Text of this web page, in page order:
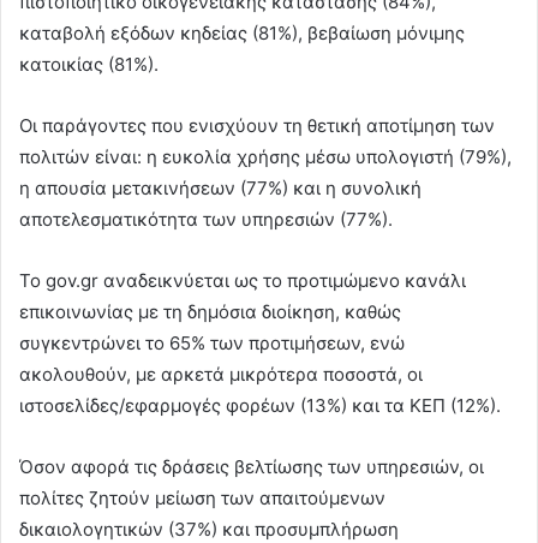
καταβολή εξόδων κηδείας (81%), βεβαίωση μόνιμης
κατοικίας (81%).
Οι παράγοντες που ενισχύουν τη θετική αποτίμηση των
πολιτών είναι: η ευκολία χρήσης μέσω υπολογιστή (79%),
η απουσία μετακινήσεων (77%) και η συνολική
αποτελεσματικότητα των υπηρεσιών (77%).
Το gov.gr αναδεικνύεται ως το προτιμώμενο κανάλι
επικοινωνίας με τη δημόσια διοίκηση, καθώς
συγκεντρώνει το 65% των προτιμήσεων, ενώ
ακολουθούν, με αρκετά μικρότερα ποσοστά, οι
ιστοσελίδες/εφαρμογές φορέων (13%) και τα ΚΕΠ (12%).
Όσον αφορά τις δράσεις βελτίωσης των υπηρεσιών, οι
πολίτες ζητούν μείωση των απαιτούμενων
δικαιολογητικών (37%) και προσυμπλήρωση